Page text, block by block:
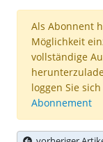
Als Abonnent
Möglichkeit
vollständige
loggen Sie
Abonnement